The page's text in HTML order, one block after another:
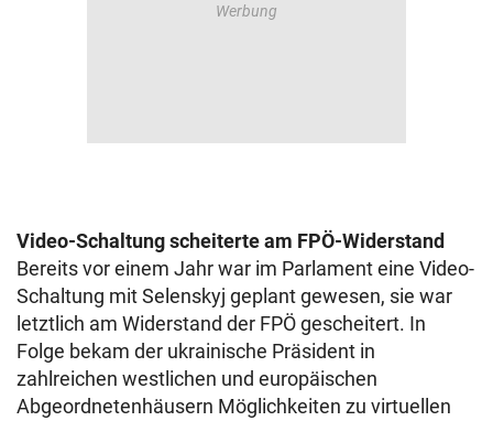
Video-Schaltung scheiterte am FPÖ-Widerstand
Bereits vor einem Jahr war im Parlament eine Video-
Schaltung mit Selenskyj geplant gewesen, sie war
letztlich am Widerstand der FPÖ gescheitert. In
Folge bekam der ukrainische Präsident in
zahlreichen westlichen und europäischen
Abgeordnetenhäusern Möglichkeiten zu virtuellen